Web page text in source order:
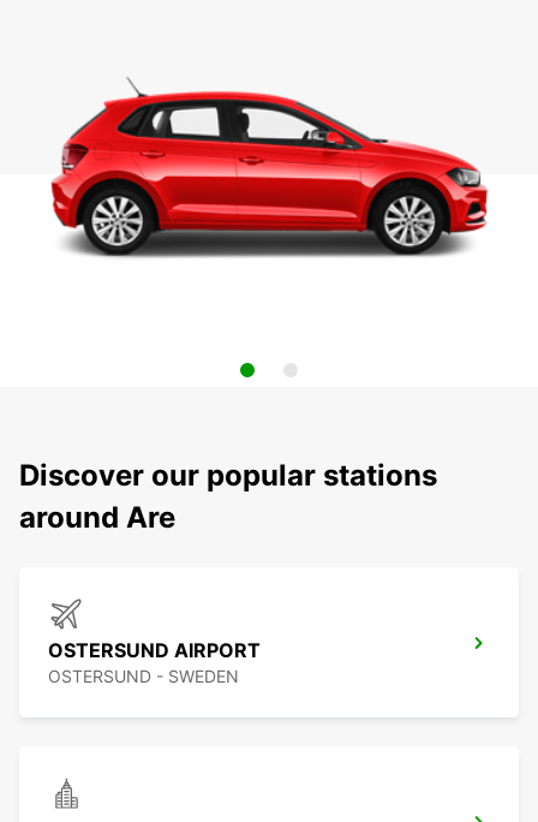
Discover our popular stations
around Are
OSTERSUND AIRPORT
OSTERSUND - SWEDEN